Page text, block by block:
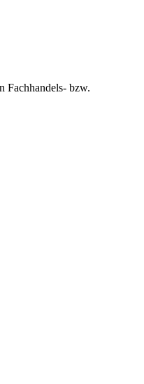
Fachhandels- bzw.